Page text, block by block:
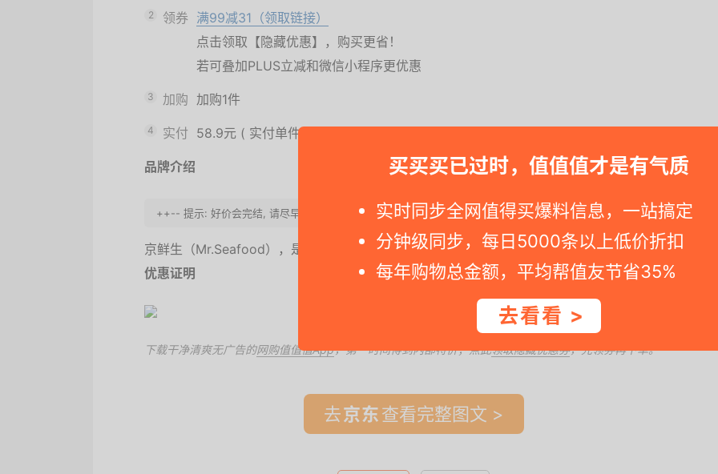
买买买已过时，值值值才是有气质
实时同步全网值得买爆料信息，一站搞定
分钟级同步，每日5000条以上低价折扣
每年购物总金额，平均帮值友节省35%
去看看 >
2 领券 满99减31（领取链接）
点击领取【隐藏优惠】，购买更省！
若可叠加PLUS立减和微信小程序更优惠
3 加购 加购1件
4 实付 58.9元 ( 实付单件58.9元
品牌介绍
++-- 提示: 好价会完结, 请尽早购买. 要是您点击京东自营活动链接发现标价变化, 那可能就是好价结束了 --++
京鲜生（Mr.Seafood），是一家以螃蟹、鲍鱼、虾等为主营产品的食品生鲜品牌
优惠证明
下载干净清爽无广告的网购值值值App，第一时间得到内部特价；点此领取隐藏优惠券，先领券再下单。
去 查看完整图文 >